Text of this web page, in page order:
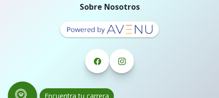
Encuentra tu carrera
Sobre Nosotros